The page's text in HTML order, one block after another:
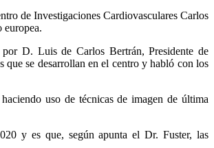
de Investigaciones Cardiovasculares Carlos
europea.
D. Luis de Carlos Bertrán, Presidente de
se desarrollan en el centro y habló con los
uso de técnicas de imagen de última
y es que, según apunta el Dr. Fuster, las